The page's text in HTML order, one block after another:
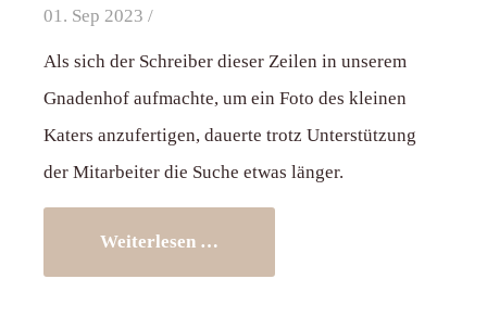
01. Sep 2023 /
Als sich der Schreiber dieser Zeilen in unserem
Gnadenhof aufmachte, um ein Foto des kleinen
Katers anzufertigen, dauerte trotz Unterstützung
der Mitarbeiter die Suche etwas länger.
Weiterlesen …